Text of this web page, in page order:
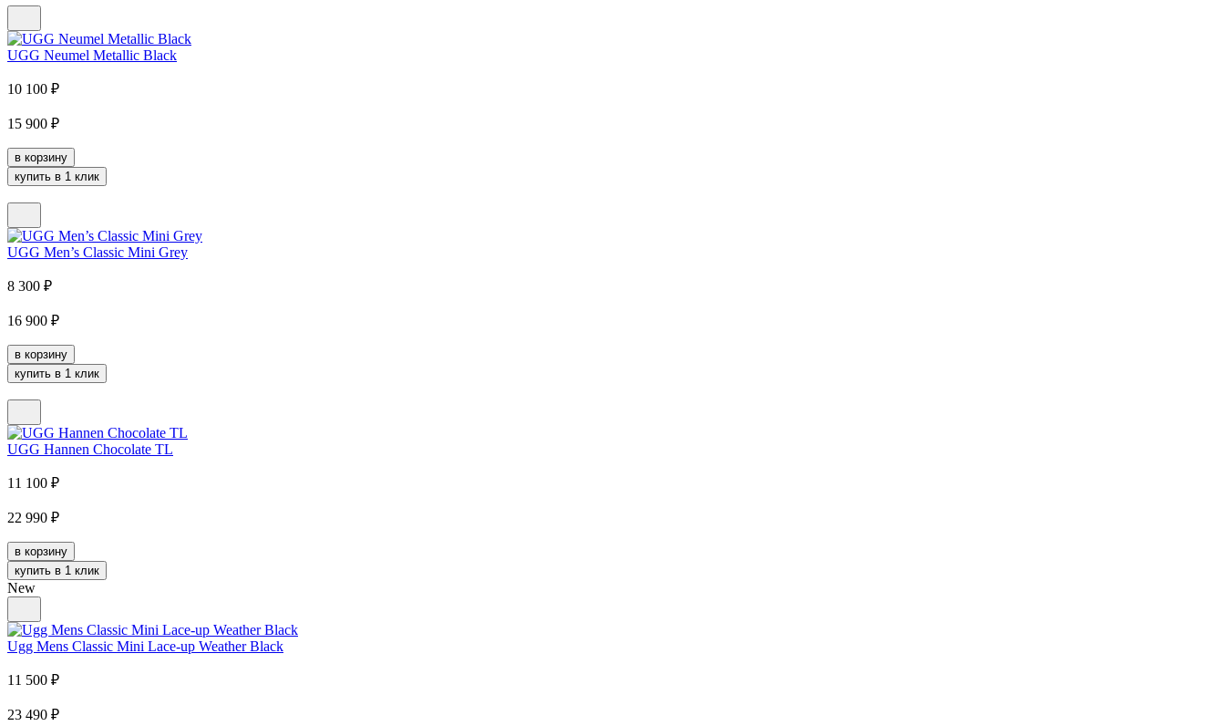
UGG Neumel Metallic Black
10 100 ₽
15 900 ₽
в корзину
купить в 1 клик
UGG Men’s Classic Mini Grey
8 300 ₽
16 900 ₽
в корзину
купить в 1 клик
UGG Hannen Chocolate TL
11 100 ₽
22 990 ₽
в корзину
купить в 1 клик
New
Ugg Mens Classic Mini Lace-up Weather Black
11 500 ₽
23 490 ₽